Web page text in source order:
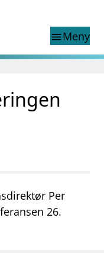
menuMeny
Per
26.